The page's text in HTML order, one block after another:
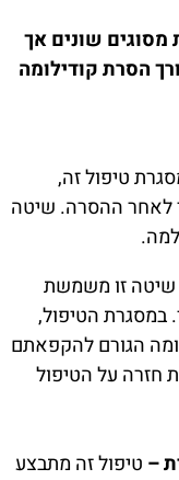
מסוגים שונים אך
הסרת קודילומה
טיפול זה,
לאחר ההסרה. שיטה
שיטה זו משמשת
במסגרת הטיפול,
הגורם להקפאתם
חזרה על הטיפול
– טיפול זה מתבצע